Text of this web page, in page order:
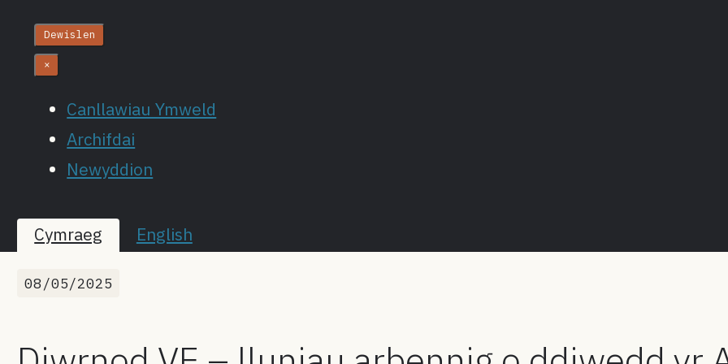
Dewislen
×
Canllawiau Ymweld
Archifdai
Newyddion
Cymraeg English
08/05/2025